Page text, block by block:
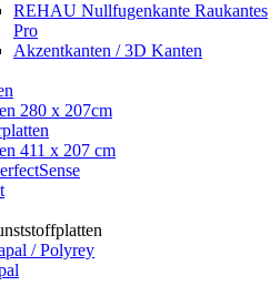
REHAU Nullfugenkante Raukantes
Pro
Akzentkanten / 3D Kanten
280 x 207cm
411 x 207 cm
/ Polyrey